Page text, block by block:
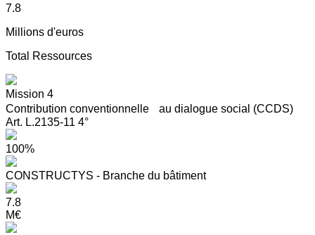
7.8
Millions d'euros
Total Ressources
Mission 4
Contribution conventionnelle au dialogue social (CCDS)
Art. L.2135-11 4°
100%
CONSTRUCTYS - Branche du bâtiment
7.8
M€